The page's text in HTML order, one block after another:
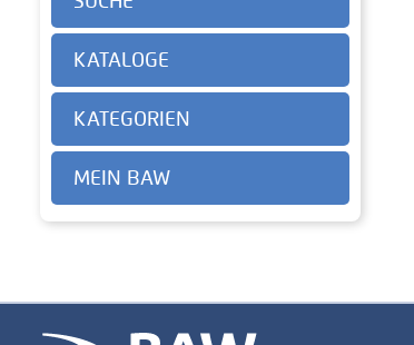
KATALOGE
KATEGORIEN
MEIN BAW